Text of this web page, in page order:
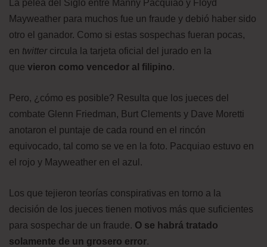
La pelea del Siglo entre Manny Pacquiao y Floyd
Mayweather para muchos fue un fraude y debió haber sido
otro el ganador. Como si estas sospechas fueran pocas,
en twittercircula la tarjeta oficial del jurado en la
que vieron como vencedor al filipino.
Pero, ¿cómo es posible? Resulta que los jueces del
combate Glenn Friedman, Burt Clements y Dave Moretti
anotaron el puntaje de cada round en el rincón
equivocado, tal como se ve en la foto. Pacquiao estuvo en
el rojo y Mayweather en el azul.
Los que tejieron teorías conspirativas en torno a la
decisión de los jueces tienen motivos más que suficientes
para sospechar de un fraude. O se habrá tratado
solamente de un grosero error.